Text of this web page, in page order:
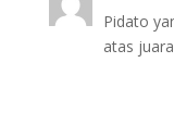
Pidato
atas